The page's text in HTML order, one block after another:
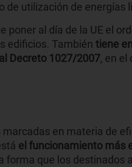
de utilización de energías
poner al día de la UE el
edificios. También tiene
Decreto 1027/2007, en el
en materia de
el funcionamiento más
forma que los destinados